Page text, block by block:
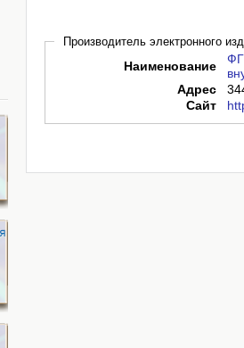
Производитель электронного
Наименование
Адрес
Сайт